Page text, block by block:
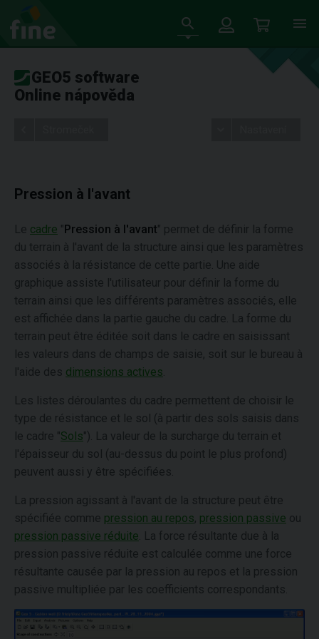
GEO5 software
Online nápověda
Pression à l'avant
Le cadre "Pression à l'avant" permet de définir la forme
du terrain à l'avant de la structure ainsi que les paramètres
associés à la résistance de cette partie. Une aide
graphique assiste l'utilisateur pour définir la forme du
terrain ainsi que les différents paramètres associés, elle
est affichée dans la partie gauche du cadre. La forme du
terrain peut être éditée soit dans le cadre en saisissant
les valeurs dans de champs de saisie, soit sur le bureau à
l'aide des dimensions actives
Les listes déroulantes du cadre permettent de choisir le
type de résistance et le sol (à partir des sols saisis dans
le cadre "Sols"). La valeur de la surcharge du terrain et
l'épaisseur du sol (au-dessus du point le plus profond)
peuvent aussi y être spécifiées.
La pression agissant à l'avant de la structure peut être
spécifiée comme pression au repos, pression passive ou
pression passive réduite . La force résultante due à la
pression passive réduite est calculée comme une force
résultante causée par la pression au repos et la pression
passive multipliée par les coefficients correspondants.